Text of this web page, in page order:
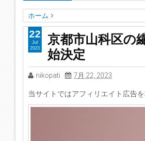
ホーム
アトリエ彩紀
アパレル 企業破綻
京都市山科区の繊維製品2次加工業
京都市山科区の
始決定
nikopati 7月 22, 2023
当サイトではアフィリエイト広告
22
Jul
2023